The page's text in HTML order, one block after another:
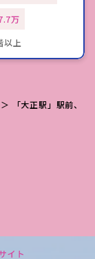
万
以上
＞ 「大正駅」駅前、